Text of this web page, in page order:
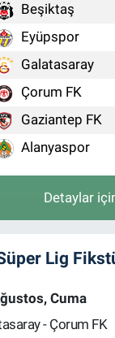
Beşiktaş
Eyüpspor
Galatasaray
Çorum FK
Gaziantep FK
Alanyaspor
Detaylar
Lig
Cuma
- Çorum FK